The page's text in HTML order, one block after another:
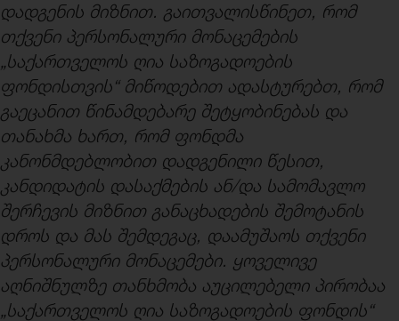
დადგენის მიზნით. გაითვალისწინეთ, რომ
თქვენი პერსონალური მონაცემების
„საქართველოს ღია საზოგადოების
ფონდისთვის“ მიწოდებით ადასტურებთ, რომ
გაეცანით წინამდებარე შეტყობინებას და
თანახმა ხართ, რომ ფონდმა
კანონმდებლობით დადგენილი წესით,
კანდიდატის დასაქმების ან/და სამომავლო
შერჩევის მიზნით განაცხადების შემოტანის
დროს და მას შემდეგაც, დაამუშაოს თქვენი
პერსონალური მონაცემები. ყოველივე
აღნიშნულზე თანხმობა აუცილებელი პირობაა
„საქართველოს ღია საზოგადოების ფონდის“